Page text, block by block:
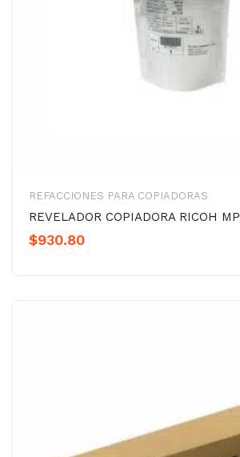
REFACCIONES PARA COPIADORAS
REVELADOR COPIADORA RICOH
$930.80